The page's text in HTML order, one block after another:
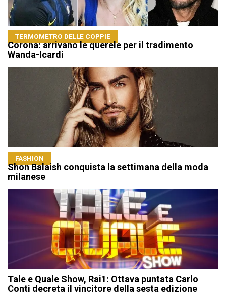
TERMOMETRO DELLE COPPIE
Corona: arrivano le querele per il tradimento
Wanda-Icardi
FASHION
Shon Balaish conquista la settimana della moda
milanese
Tale e Quale Show, Rai1: Ottava puntata Carlo
Conti decreta il vincitore della sesta edizione